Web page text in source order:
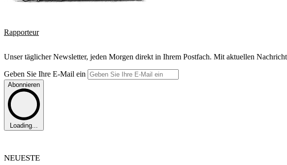
Rapporteur
Unser täglicher Newsletter, jeden Morgen direkt in Ihrem Postfach. Mit aktuellen
Geben Sie Ihre E-Mail ein
Abonnieren
Loading...
NEUESTE